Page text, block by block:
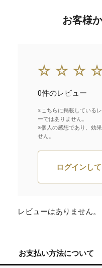
お客様
0件のレビュー
※こちらに掲載している
ーではありません。
※個人の感想であり、効
せん。
ログインし
レビューはありません。
お支払い方法について